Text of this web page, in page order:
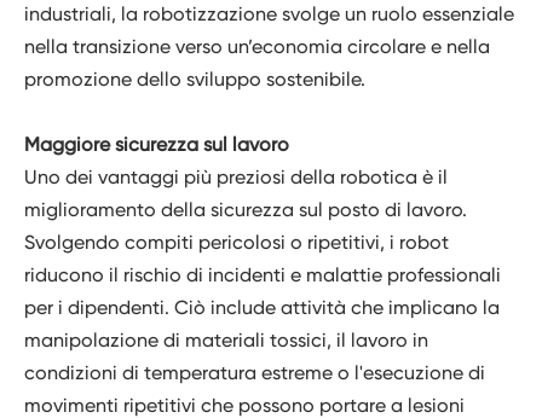
industriali, la robotizzazione svolge un ruolo essenziale
nella transizione verso un’economia circolare e nella
promozione dello sviluppo sostenibile.
Maggiore sicurezza sul lavoro
Uno dei vantaggi più preziosi della robotica è il
miglioramento della sicurezza sul posto di lavoro.
Svolgendo compiti pericolosi o ripetitivi, i robot
riducono il rischio di incidenti e malattie professionali
per i dipendenti. Ciò include attività che implicano la
manipolazione di materiali tossici, il lavoro in
condizioni di temperatura estreme o l'esecuzione di
movimenti ripetitivi che possono portare a lesioni